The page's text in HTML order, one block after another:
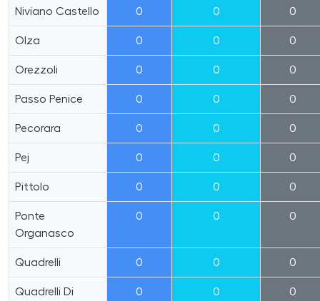
Niviano Castello 0 0 0
Olza 0 0 0
Orezzoli 0 0 0
Passo Penice 0 0 0
Pecorara 0 0 0
Pej 0 0 0
Pittolo 0 0 0
Ponte
Organasco
0 0 0
Quadrelli 0 0 0
Quadrelli Di
0 0 0